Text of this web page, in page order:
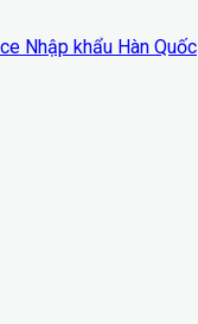
Nhập khẩu Hàn Quốc